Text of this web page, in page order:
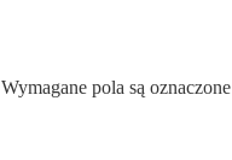
Wymagane pola są oznaczone